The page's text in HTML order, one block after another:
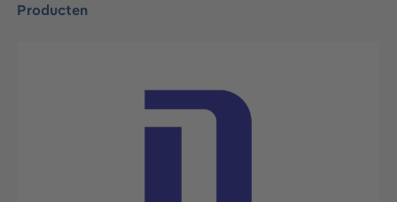
Producten
Afbeeldingengalerij overslaan